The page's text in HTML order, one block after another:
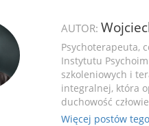
AUTOR:
Psychoterapeuta,
Instytutu
szkoleniowych i
integralnej, która
duchowość
Więcej postów